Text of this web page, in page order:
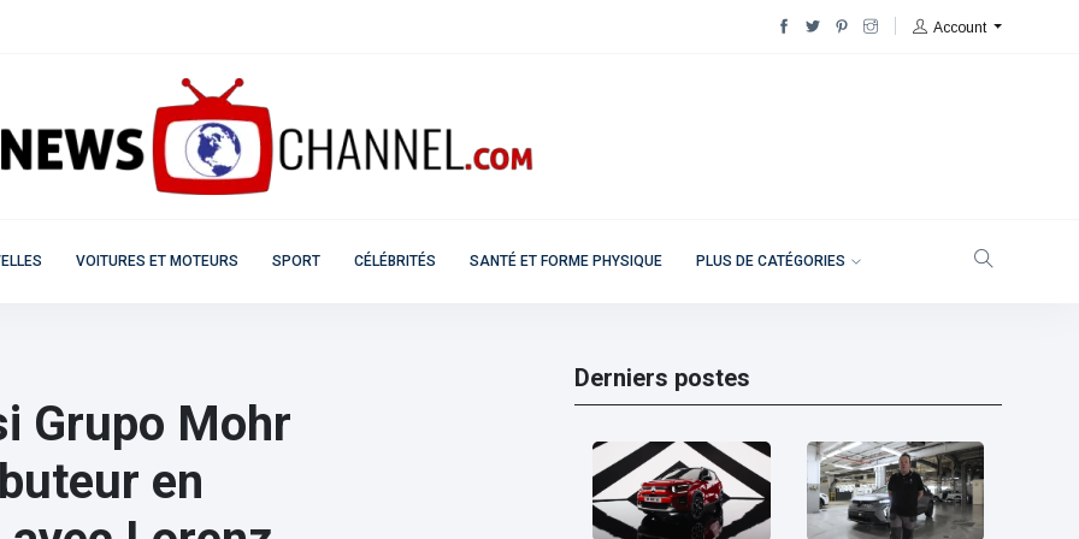
Account
VOITURES ET MOTEURS SPORT CÉLÉBRITÉS SANTÉ ET FORME PHYSIQUE PLUS DE CATÉGORIES
Grupo Mohr
en
Derniers postes